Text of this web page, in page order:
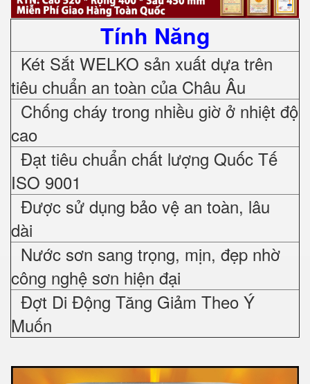
Tính Năng
Két Sắt WELKO sản xuất dựa trên
tiêu chuẩn an toàn của Châu Âu
Chống cháy trong nhiều giờ ở nhiệt độ
cao
Đạt tiêu chuẩn chất lượng Quốc Tế
ISO 9001
Được sử dụng bảo vệ an toàn, lâu
dài
Nước sơn sang trọng, mịn, đẹp nhờ
công nghệ sơn hiện đại
Đợt Di Động Tăng Giảm Theo Ý
Muốn